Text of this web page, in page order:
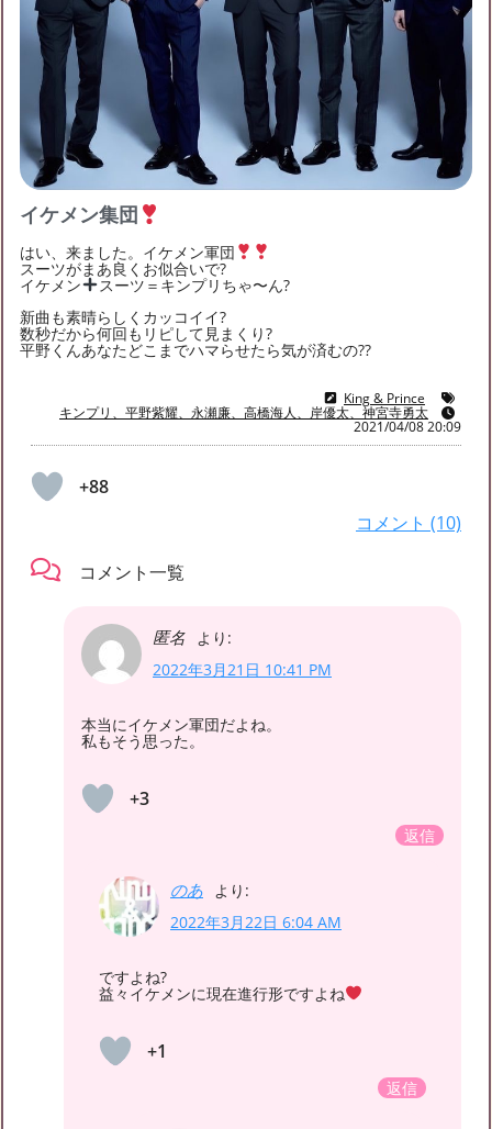
のあのチケット募集
のあの友達募集
のあのブログ月別アーカイブ
2022年11月 (1) 2022年10月 (3) 2022年9月(1)
2022年8月(2)
2022年4月
2022年3月(5)
2022年1月(8) 2021年12月
2021年10月
2021年9月
2021年7月(15) 2021年6月(14) 2021年5月
2021年1月(40) 2020年12月(36) 2020年11月(54)
2020年8月(24)
イケメン集団
はい、来ました。イケメン軍団
スーツがまあ良くお似合いで?
イケメン
スーツ＝キンプリちゃ〜ん?
新曲も素晴らしくカッコイイ?
数秒だから何回もリピして見まくり?
平野くんあなたどこまでハマらせたら気が済むの??
King & Prince
キンプリ、平野紫耀、永瀬廉、高橋海人、岸優太、神宮寺勇太
2021/04/08 20:09
+88
コメント (10)
コメント一覧
匿名
より:
2022年3月21日 10:41 PM
本当にイケメン軍団だよね。
私もそう思った。
+3
返信
のあ
より:
2022年3月22日 6:04 AM
ですよね?
益々イケメンに現在進行形ですよね
+1
返信